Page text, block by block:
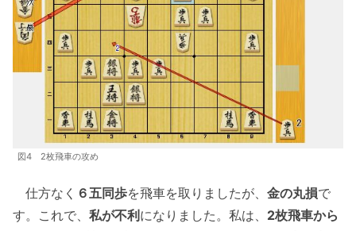
図4 2枚飛車の攻め
仕方なく ６五同歩を飛車を取りましたが、 金の丸損で
す。これで、 私が不利 になりました。私は、 2枚飛車から